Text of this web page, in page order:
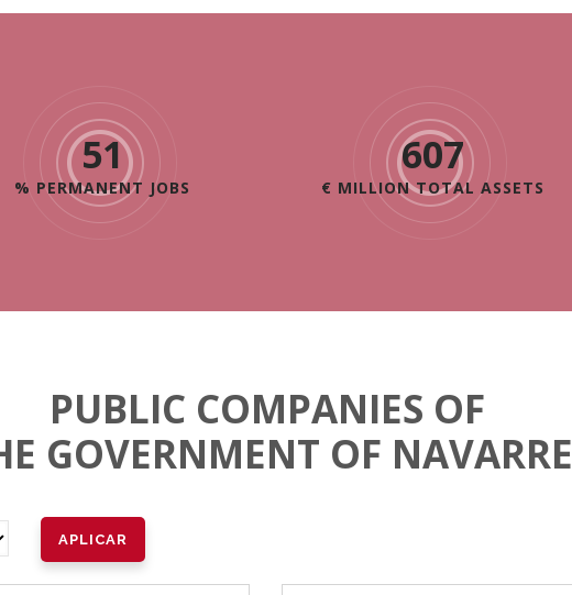
72
% PERMANENT JOBS
865
€ MILLION TOTAL ASSETS
PUBLIC COMPANIES OF
GOVERNMENT OF NAVARRE